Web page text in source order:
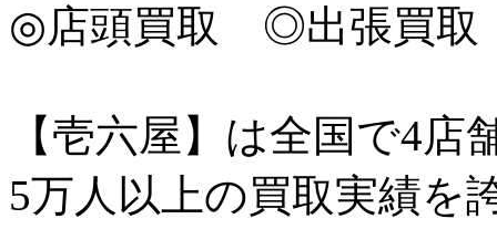
◎店頭買取 ◎出張買
【壱六屋】は全国で4店
5万人以上の買取実績を